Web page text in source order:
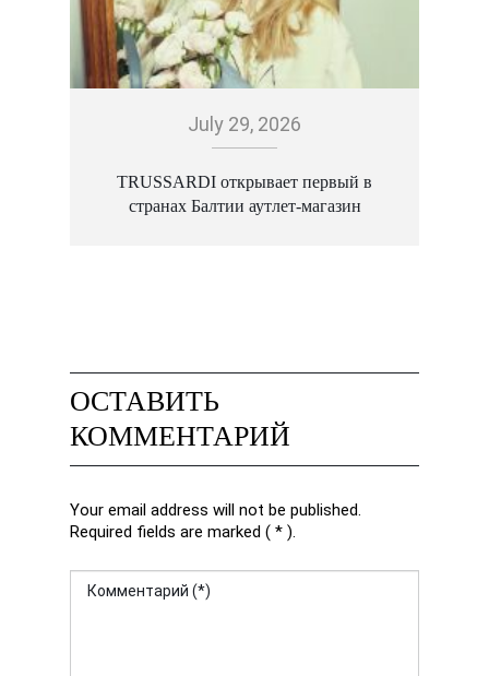
July 29, 2026
TRUSSARDI открывает первый в
странах Балтии аутлет-магазин
ОСТАВИТЬ
КОММЕНТАРИЙ
Your email address will not be published.
Required fields are marked ( * ).